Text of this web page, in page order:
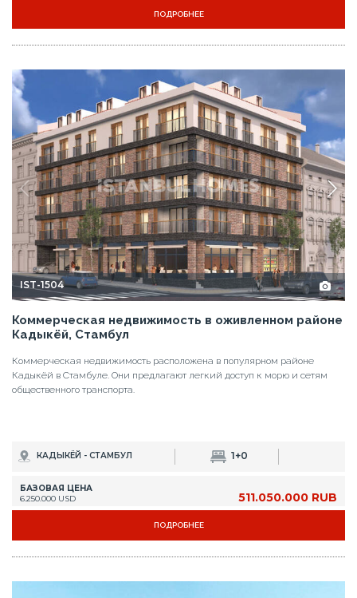
ПОДРОБНЕЕ
IST-1504
Коммерческая недвижимость в оживленном районе
Кадыкёй, Стамбул
Коммерческая недвижимость расположена в популярном районе
Кадыкёй в Стамбуле. Они предлагают легкий доступ к морю и сетям
общественного транспорта.
КАДЫКЁЙ - СТАМБУЛ 1+0
БАЗОВАЯ ЦЕНА
6.250.000 USD
511.050.000 RUB
ПОДРОБНЕЕ